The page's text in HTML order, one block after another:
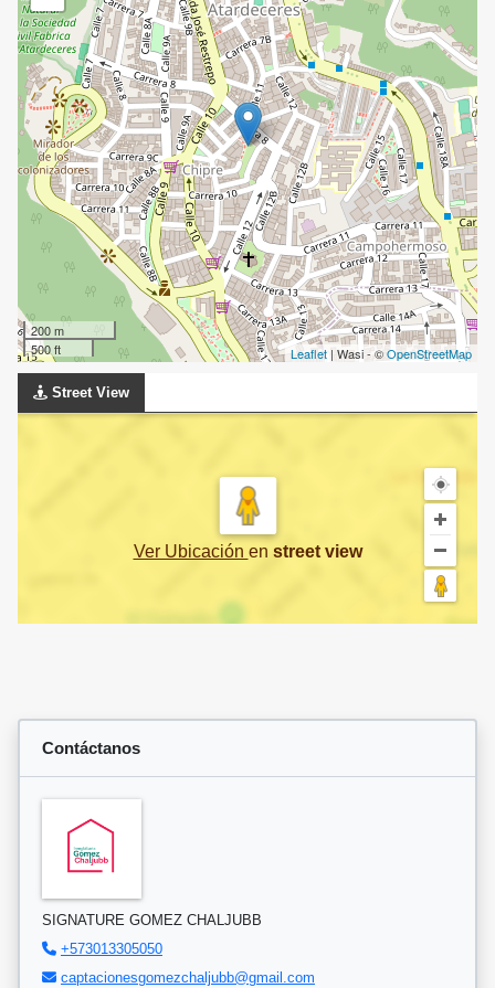
200 m
500 ft
Leaflet | Wasi - ©OpenStreetMap
Street View
Ver Ubicación en street view
Contáctanos
SIGNATURE GOMEZ CHALJUBB
+573013305050
captacionesgomezchaljubb@gmail.com